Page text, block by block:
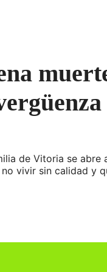
de Vitoria se
vivir sin calidad